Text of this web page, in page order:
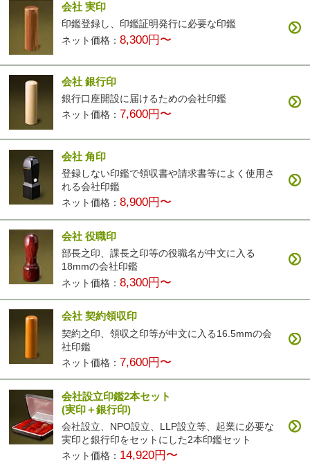
会社 実印
印鑑登録し、印鑑証明発行に必要な印鑑
ネット価格：8,300円〜
会社 銀行印
銀行口座開設に届けるための会社印鑑
ネット価格： 7,600円〜
会社 角印
登録しない印鑑で領収書や請求書等によく使用さ
れる会社印鑑
ネット価格：8,900円〜
会社 役職印
部長之印、課長之印等の役職名が中文に入る
18mmの会社印鑑
ネット価格：8,300円〜
会社 契約領収印
契約之印、領収之印等が中文に入る16.5mmの会
社印鑑
ネット価格： 7,600円〜
会社設立印鑑2本セット
(実印＋銀行印)
会社設立、NPO設立、LLP設立等、起業に必要な
実印と銀行印をセットにした2本印鑑セット
ネット価格： 14,920円〜